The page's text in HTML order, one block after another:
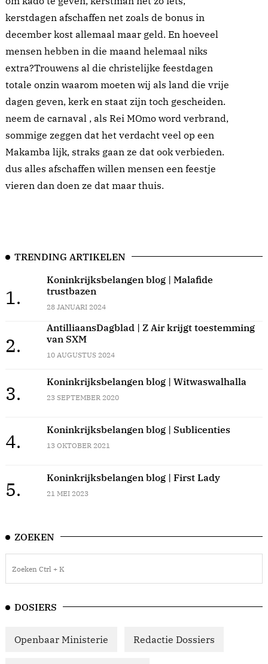
kerstdagen afschaffen net zoals de bonus in
december kost allemaal maar geld. En hoeveel
mensen hebben in die maand helemaal niks
extra?Trouwens al die christelijke feestdagen
totale onzin waarom moeten wij als land die vrije
dagen geven, kerk en staat zijn toch gescheiden.
neem de carnaval , als Rei MOmo word verbrand,
sommige zeggen dat het verdacht veel op een
Makamba lijk, straks gaan ze dat ook verbieden.
dus alles afschaffen willen mensen een feestje
vieren dan doen ze dat maar thuis.
TRENDING ARTIKELEN
1.
Koninkrijksbelangen blog | Malafide
trustbazen
28 JANUARI 2024
2.
AntilliaansDagblad | Z Air krijgt toestemming
van SXM
10 AUGUSTUS 2024
3.
Koninkrijksbelangen blog | Witwaswalhalla
23 SEPTEMBER 2020
4.
Koninkrijksbelangen blog | Sublicenties
13 OKTOBER 2021
5.
Koninkrijksbelangen blog | First Lady
21 MEI 2023
ZOEKEN
DOSIERS
Openbaar Ministerie Redactie Dossiers